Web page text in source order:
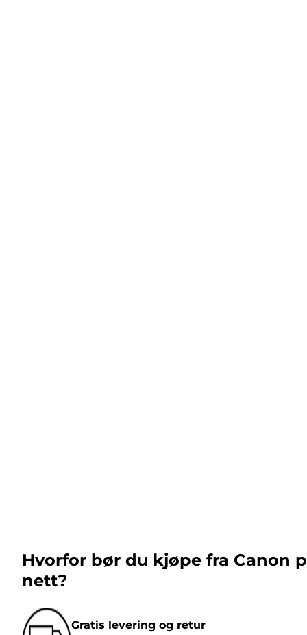
Hvorfor bør du kjøpe fra Canon
nett?
Gratis levering og retur